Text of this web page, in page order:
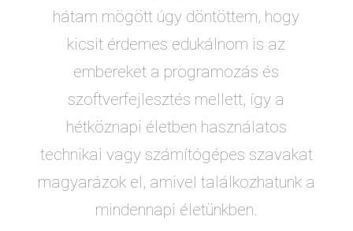
hátam mögött úgy döntöttem, hogy
kicsit érdemes edukálnom is az
embereket a programozás és
szoftverfejlesztés mellett, így a
hétköznapi életben használatos
technikai vagy számítógépes szavakat
magyarázok el, amivel találkozhatunk a
mindennapi életünkben.